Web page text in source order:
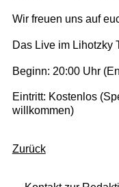
Wir freuen uns auf
Das Live im Lihotzky
Beginn: 20:00 Uhr
Eintritt: Kostenlos
willkommen)
Zurück